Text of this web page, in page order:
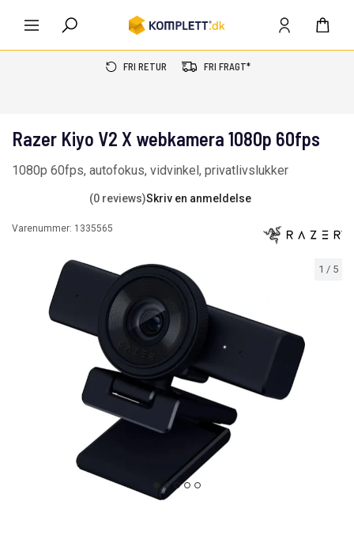
FRI RETUR FRI FRAGT*
1 / 5
Razer Kiyo V2 X webkamera 1080p 60fps
1080p 60fps, autofokus, vidvinkel, privatlivslukker
(0 reviews)Skriv en anmeldelse
Varenummer: 1335565